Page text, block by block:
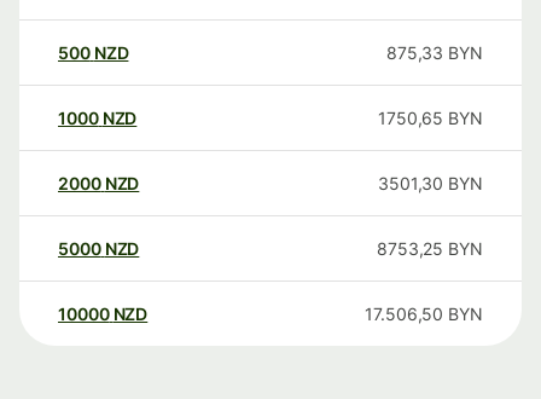
500 NZD 875,33 BYN
1000 NZD 1750,65 BYN
2000 NZD 3501,30 BYN
5000 NZD 8753,25 BYN
10000 NZD 17.506,50 BYN